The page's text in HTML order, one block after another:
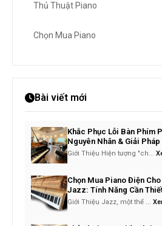
Thủ Thuật Piano
Chọn Mua Piano
Bài viết mới
Khắc Phục Lỗi Bàn Phím
Nguyên Nhân & Giải Pháp
Giới Thiệu Hiện tượng "ch...
Chọn Mua Piano Điện
Jazz: Tính Năng Cần
Giới Thiệu Jazz, một thể ...